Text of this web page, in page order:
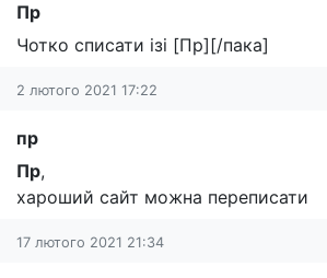
Пр
Чотко списати ізі [Пр][/пака]
2 лютого 2021 17:22
пр
Пр,
хароший сайт можна переписати
17 лютого 2021 21:34